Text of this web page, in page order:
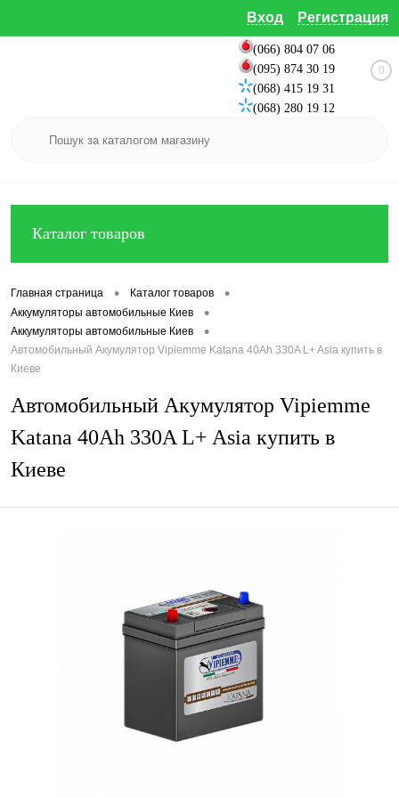
Вход Регистрация
(066) 804 07 06
(095) 874 30 19
(068) 415 19 31
(068) 280 19 12
0
Каталог товаров
Главная страница • Каталог товаров •
Аккумуляторы автомобильные Киев •
Аккумуляторы автомобильные Киев •
Автомобильный Акумулятор Vipiemme Katana 40Ah 330A L+ Asia купить в
Киеве
Автомобильный Акумулятор Vipiemme
Katana 40Ah 330A L+ Asia купить в
Киеве